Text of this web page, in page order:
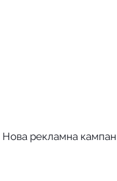
Нова рекламна